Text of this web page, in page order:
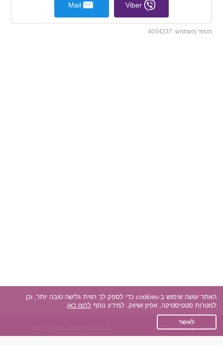
Viber
Mail
מספר משתמש: 4034237
אפליקציית הכרויות
האתר עושה שימוש ב-cookies כדי לספק לך חווית גלישה טובה יותר, וכן
למטרות סטטיסטיקה, אפיון ושיווק. למידע נוסף לחצו כאן.
לאשר